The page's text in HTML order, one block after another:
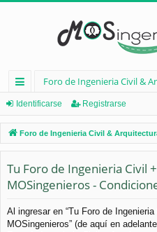
nl
ac
es
rá
pi
d
Foro de Ingenieria Civil &
Identificarse Registrarse
Foro de Ingenieria Civil &
Tu Foro de Ingenieria Civil
MOSingenieros -
Al ingresar en “Tu Foro de
MOSingenieros” (de aquí en adelante